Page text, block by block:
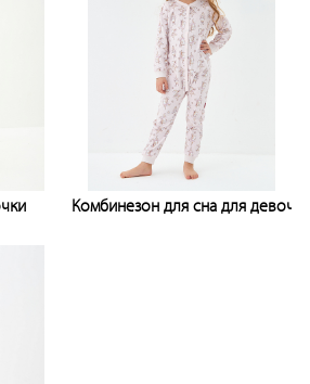
Комбинезон для сна для девочки